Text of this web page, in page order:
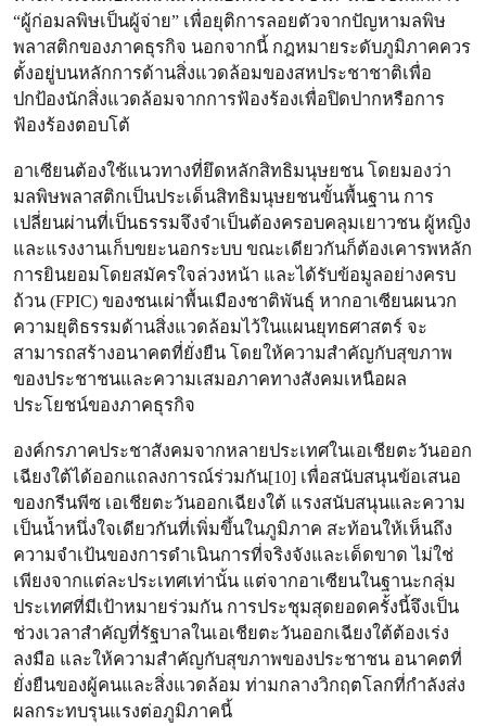
“ผู้ก่อมลพิษเป็นผู้จ่าย” เพื่อยุติการลอยตัวจากปัญหามลพิษ
พลาสติกของภาคธุรกิจ นอกจากนี้ กฎหมายระดับภูมิภาคควร
ตั้งอยู่บนหลักการด้านสิ่งแวดล้อมของสหประชาชาติเพื่อ
ปกป้องนักสิ่งแวดล้อมจากการฟ้องร้องเพื่อปิดปากหรือการ
ฟ้องร้องตอบโต้
อาเซียนต้องใช้แนวทางที่ยึดหลักสิทธิมนุษยชน โดยมองว่า
มลพิษพลาสติกเป็นประเด็นสิทธิมนุษยชนขั้นพื้นฐาน การ
เปลี่ยนผ่านที่เป็นธรรมจึงจำเป็นต้องครอบคลุมเยาวชน ผู้หญิง
และแรงงานเก็บขยะนอกระบบ ขณะเดียวกันก็ต้องเคารพหลัก
การยินยอมโดยสมัครใจล่วงหน้า และได้รับข้อมูลอย่างครบ
ถ้วน (FPIC) ของชนเผ่าพื้นเมืองชาติพันธุ์ หากอาเซียนผนวก
ความยุติธรรมด้านสิ่งแวดล้อมไว้ในแผนยุทธศาสตร์ จะ
สามารถสร้างอนาคตที่ยั่งยืน โดยให้ความสำคัญกับสุขภาพ
ของประชาชนและความเสมอภาคทางสังคมเหนือผล
ประโยชน์ของภาคธุรกิจ
องค์กรภาคประชาสังคมจากหลายประเทศในเอเชียตะวันออก
เฉียงใต้ได้ออกแถลงการณ์ร่วมกัน[10] เพื่อสนับสนุนข้อเสนอ
ของกรีนพีซ เอเชียตะวันออกเฉียงใต้ แรงสนับสนุนและความ
เป็นน้ำหนึ่งใจเดียวกันที่เพิ่มขึ้นในภูมิภาค สะท้อนให้เห็นถึง
ความจำเป้นของการดำเนินการที่จริงจังและเด็ดขาด ไม่ใช่
เพียงจากแต่ละประเทศเท่านั้น แต่จากอาเซียนในฐานะกลุ่ม
ประเทศที่มีเป้าหมายร่วมกัน การประชุมสุดยอดครั้งนี้จึงเป็น
ช่วงเวลาสำคัญที่รัฐบาลในเอเชียตะวันออกเฉียงใต้ต้องเร่ง
ลงมือ และให้ความสำคัญกับสุขภาพของประชาชน อนาคตที่
ยั่งยืนของผู้คนและสิ่งแวดล้อม ท่ามกลางวิกฤตโลกที่กำลังส่ง
ผลกระทบรุนแรงต่อภูมิภาคนี้